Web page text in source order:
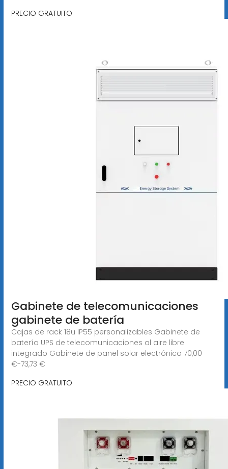
PRECIO GRATUITO
Gabinete de telecomunicaciones
gabinete de batería
Cajas de rack 18u IP55 personalizables Gabinete de
batería UPS de telecomunicaciones al aire libre
integrado Gabinete de panel solar electrónico 70,00
€-73,73 €
PRECIO GRATUITO